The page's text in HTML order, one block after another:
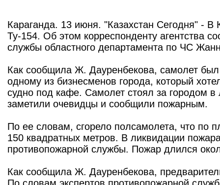
Караганда. 13 июня. "Казахстан Сегодня" - В
Ту-154. Об этом корреспонденту агентства
службы областного департамента по ЧС
Как сообщила Ж. Дауренбекова, самолет
одному из бизнесменов города, который
судно под кафе. Самолет стоял за городом в
заметили очевидцы и сообщили пожарным.
По ее словам, сгорело полсамолета, что по
150 квадратных метров. В ликвидации
противопожарной службы. Пожар длился
Как сообщила Ж. Дауренбекова,